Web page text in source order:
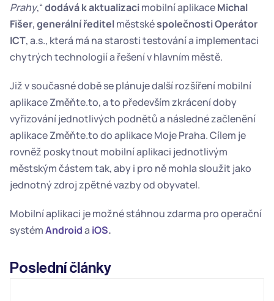
Prahy,“ dodává k aktualizaci mobilní aplikace Michal
Fišer, generální ředitel městské společnosti Operátor
ICT, a.s., která má na starosti testování a implementaci
chytrých technologií a řešení v hlavním městě.
Již v současné době se plánuje další rozšíření mobilní
aplikace Změňte.to, a to především zkrácení doby
vyřizování jednotlivých podnětů a následné začlenění
aplikace Změňte.to do aplikace Moje Praha. Cílem je
rovněž poskytnout mobilní aplikaci jednotlivým
městským částem tak, aby i pro ně mohla sloužit jako
jednotný zdroj zpětné vazby od obyvatel.
Mobilní aplikaci je možné stáhnou zdarma pro operační
systém Android a iOS.
Poslední články